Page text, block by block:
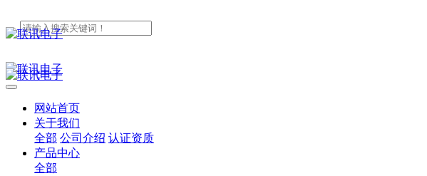
网站首页
关于我们
全部 公司介绍 认证资质
产品中心
全部